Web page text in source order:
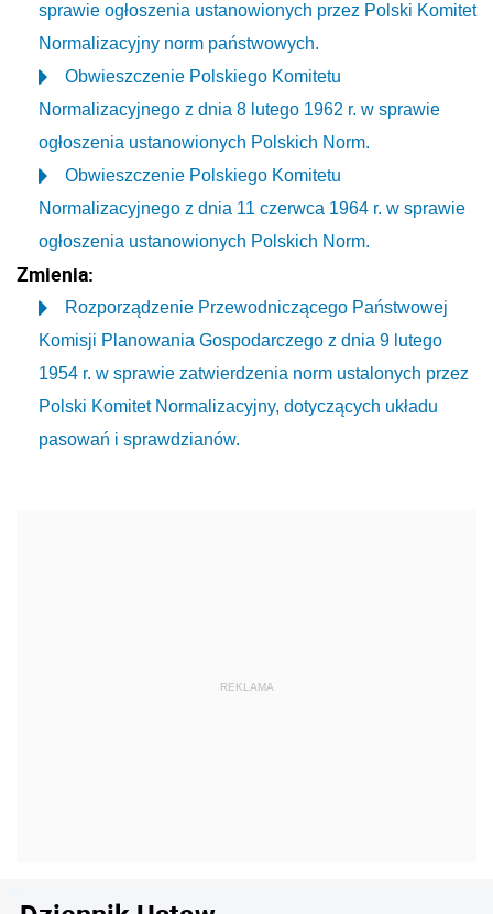
sprawie ogłoszenia ustanowionych przez Polski Komitet
Normalizacyjny norm państwowych.
Obwieszczenie Polskiego Komitetu
Normalizacyjnego z dnia 8 lutego 1962 r. w sprawie
ogłoszenia ustanowionych Polskich Norm.
Obwieszczenie Polskiego Komitetu
Normalizacyjnego z dnia 11 czerwca 1964 r. w sprawie
ogłoszenia ustanowionych Polskich Norm.
Zmienia:
Rozporządzenie Przewodniczącego Państwowej
Komisji Planowania Gospodarczego z dnia 9 lutego
1954 r. w sprawie zatwierdzenia norm ustalonych przez
Polski Komitet Normalizacyjny, dotyczących układu
pasowań i sprawdzianów.